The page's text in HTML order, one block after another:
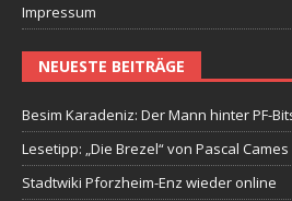
Impressum
NEUESTE BEITRÄGE
Besim Karadeniz: Der Mann hinter PF-
Lesetipp: „Die Brezel“ von Pascal Cames
Stadtwiki Pforzheim-Enz wieder online